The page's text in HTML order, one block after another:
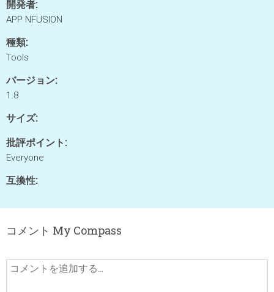
開発者:
APP NFUSION
種類:
Tools
バージョン:
1.8
サイズ:
批評ポイント:
Everyone
互換性:
コメント My Compass